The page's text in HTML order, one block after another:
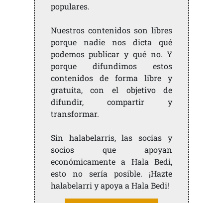
populares.
Nuestros contenidos son libres
porque nadie nos dicta qué
podemos publicar y qué no. Y
porque difundimos estos
contenidos de forma libre y
gratuita, con el objetivo de
difundir, compartir y
transformar.
Sin halabelarris, las socias y
socios que apoyan
económicamente a Hala Bedi,
esto no sería posible. ¡Hazte
halabelarri y apoya a Hala Bedi!